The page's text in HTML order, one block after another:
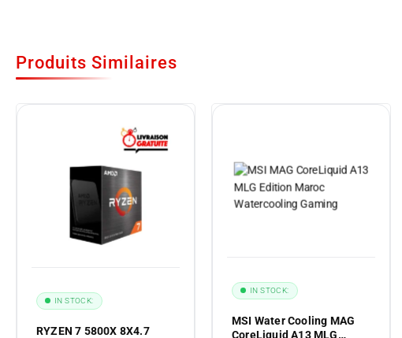
Produits Similaires
RYZEN 7 5800X 8X4.7
IN STOCK:
MSI Water Cooling MAG
CoreLiquid A13 MLG
IN STOCK: